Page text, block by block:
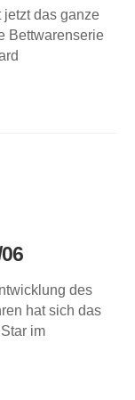
jetzt das ganze
Bettwarenserie
des
hat sich das
im